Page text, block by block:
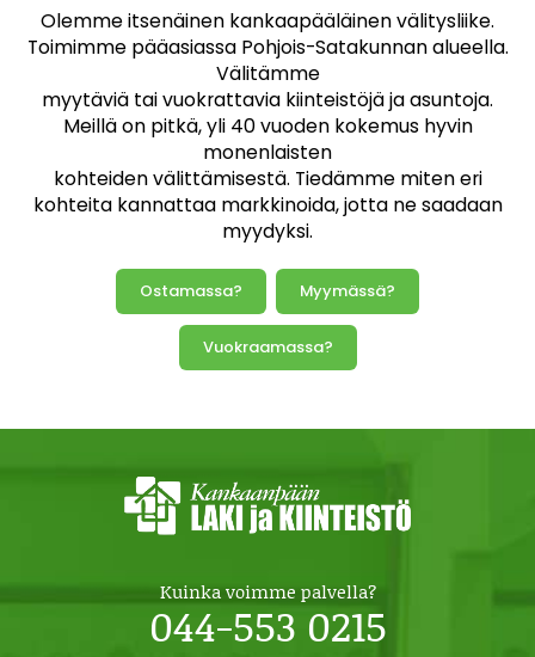
Olemme itsenäinen kankaapääläinen välitysliike.
Toimimme pääasiassa Pohjois-Satakunnan alueella.
Välitämme
myytäviä tai vuokrattavia kiinteistöjä ja asuntoja.
Meillä on pitkä, yli 40 vuoden kokemus hyvin
monenlaisten
kohteiden välittämisestä. Tiedämme miten eri
kohteita kannattaa markkinoida, jotta ne saadaan
myydyksi.
Ostamassa? Myymässä?
Vuokraamassa?
Kuinka voimme palvella?
044-553 0215